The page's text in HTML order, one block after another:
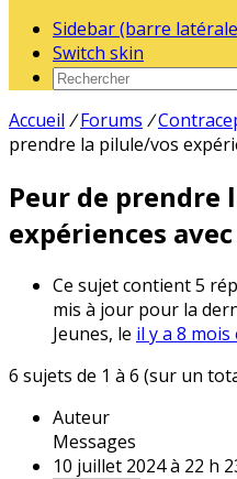
Sidebar (barre
Switch skin
Accueil / Forums /
prendre la pilule/vos
Peur de prendre
expériences
Ce sujet contient 5
mis à jour pour la
Jeunes, le il y a 8
6 sujets de 1 à 6 (sur un
Auteur
Messages
10 juillet 2024 à 22 h